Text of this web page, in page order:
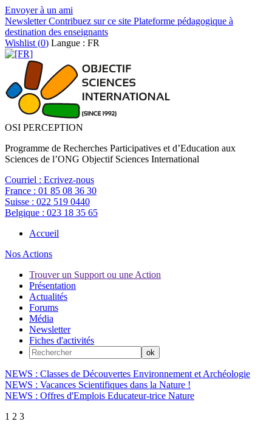
Envoyer à un ami
NewsletterContribuez sur ce site Plateforme pédagogique à
destination des enseignants
Wishlist (0) Langue : FR
OSI PERCEPTION
Programme de Recherches Participatives et d’Education aux
Sciences de l’ONG Objectif Sciences International
Courriel : Ecrivez-nous
France : 01 85 08 36 30
Suisse : 022 519 0440
Belgique : 023 18 35 65
Accueil
Nos Actions
Trouver un Support ou une Action
Présentation
Actualités
Forums
Média
Newsletter
Fiches d'activités
NEWS : Classes de Découvertes Environnement et Archéologie
NEWS : Vacances Scientifiques dans la Nature !
NEWS : Offres d'Emplois Educateur-trice Nature
1 2 3